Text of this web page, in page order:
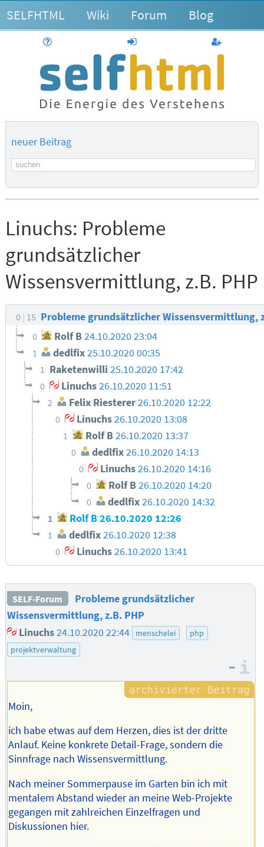
SELFHTML Wiki Forum Blog
anmelden
neuer Beitrag
Suchbegriff
Linuchs: Probleme
grundsätzlicher
Wissensvermittlung, z.B. PHP
0 15 Probleme grundsätzlicher Wissensvermittlung,
0 Rolf B24.10.2020 23:04
1 dedlfix25.10.2020 00:35
1 Raketenwilli 25.10.2020 17:42
0 Linuchs 26.10.2020 11:51
2 Felix Riesterer26.10.2020 12:22
0 Linuchs26.10.2020 13:08
1 Rolf B26.10.2020 13:37
0 dedlfix26.10.2020 14:13
0 Linuchs 26.10.2020 14:16
0 Rolf B 26.10.2020 14:20
0 dedlfix26.10.2020 14:32
1 Rolf B 26.10.2020 12:26
1 dedlfix26.10.2020 12:38
0 Linuchs26.10.2020 13:41
SELF-Forum
Probleme grundsätzlicher
Wissensvermittlung, z.B. PHP
Linuchs 24.10.2020 22:44 menschelei
php
projektverwaltung
–
Moin,
ich habe etwas auf dem Herzen, dies ist der dritte
Anlauf. Keine konkrete Detail-Frage, sondern die
Sinnfrage nach Wissensvermittlung.
Nach meiner Sommerpause im Garten bin ich mit
mentalem Abstand wieder an meine Web-Projekte
gegangen mit zahlreichen Einzelfragen und
Diskussionen hier.